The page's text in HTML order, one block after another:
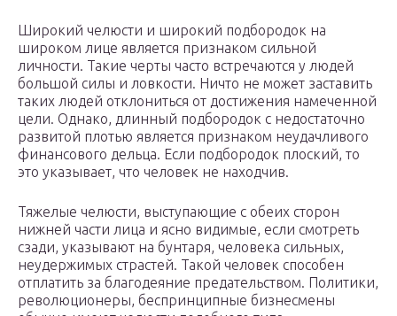
Широкий челюсти и широкий подбородок на
широком лице является признаком сильной
личности. Такие черты часто встречаются у людей
большой силы и ловкости. Ничто не может заставить
таких людей отклониться от достижения намеченной
цели. Однако, длинный подбородок с недостаточно
развитой плотью является признаком неудачливого
финансового дельца. Если подбородок плоский, то
это указывает, что человек не находчив.
Тяжелые челюсти, выступающие с обеих сторон
нижней части лица и ясно видимые, если смотреть
сзади, указывают на бунтаря, человека сильных,
неудержимых страстей. Такой человек способен
отплатить за благодеяние предательством. Политики,
революционеры, беспринципные бизнесмены